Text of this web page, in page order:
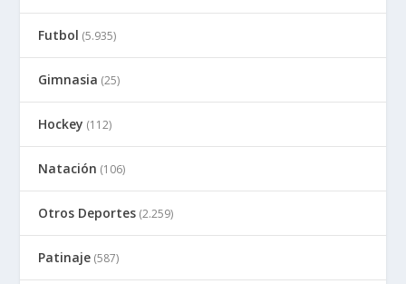
Futbol (5.935)
Gimnasia (25)
Hockey (112)
Natación (106)
Otros Deportes (2.259)
Patinaje (587)